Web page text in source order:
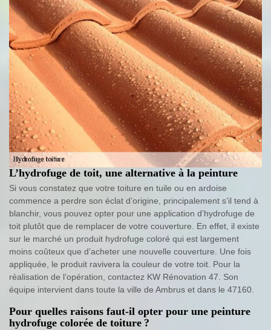
L’hydrofuge de toit, une alternative à la peinture
Si vous constatez que votre toiture en tuile ou en ardoise
commence a perdre son éclat d’origine, principalement s’il tend à
blanchir, vous pouvez opter pour une application d’hydrofuge de
toit plutôt que de remplacer de votre couverture. En effet, il existe
sur le marché un produit hydrofuge coloré qui est largement
moins coûteux que d’acheter une nouvelle couverture. Une fois
appliquée, le produit ravivera la couleur de votre toit. Pour la
réalisation de l’opération, contactez KW Rénovation 47. Son
équipe intervient dans toute la ville de Ambrus et dans le 47160.
Pour quelles raisons faut-il opter pour une peinture
hydrofuge colorée de toiture ?